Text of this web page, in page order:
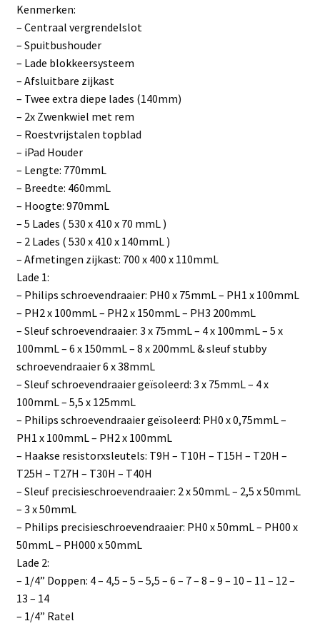
Kenmerken:
– Centraal vergrendelslot
– Spuitbushouder
– Lade blokkeersysteem
– Afsluitbare zijkast
– Twee extra diepe lades (140mm)
– 2x Zwenkwiel met rem
– Roestvrijstalen topblad
– iPad Houder
– Lengte: 770mmL
– Breedte: 460mmL
– Hoogte: 970mmL
– 5 Lades ( 530 x 410 x 70 mmL )
– 2 Lades ( 530 x 410 x 140mmL )
– Afmetingen zijkast: 700 x 400 x 110mmL
Lade 1:
– Philips schroevendraaier: PH0 x 75mmL – PH1 x 100mmL
– PH2 x 100mmL – PH2 x 150mmL – PH3 200mmL
– Sleuf schroevendraaier: 3 x 75mmL – 4 x 100mmL – 5 x
100mmL – 6 x 150mmL – 8 x 200mmL & sleuf stubby
schroevendraaier 6 x 38mmL
– Sleuf schroevendraaier geïsoleerd: 3 x 75mmL – 4 x
100mmL – 5,5 x 125mmL
– Philips schroevendraaier geïsoleerd: PH0 x 0,75mmL –
PH1 x 100mmL – PH2 x 100mmL
– Haakse resistorxsleutels: T9H – T10H – T15H – T20H –
T25H – T27H – T30H – T40H
– Sleuf precisieschroevendraaier: 2 x 50mmL – 2,5 x 50mmL
– 3 x 50mmL
– Philips precisieschroevendraaier: PH0 x 50mmL – PH00 x
50mmL – PH000 x 50mmL
Lade 2:
– 1/4” Doppen: 4 – 4,5 – 5 – 5,5 – 6 – 7 – 8 – 9 – 10 – 11 – 12 –
13 – 14
– 1/4” Ratel